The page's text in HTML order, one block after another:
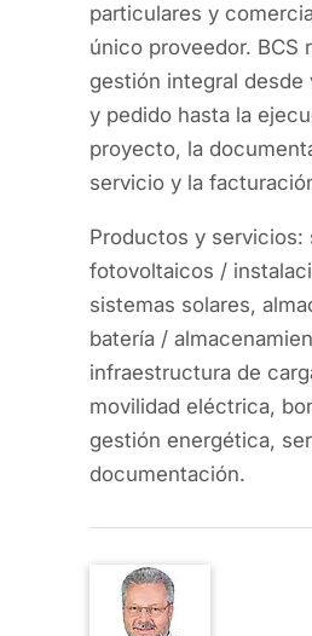
particulares y
único proveedor. BCS
gestión integral desde
y pedido hasta la
proyecto, la
servicio y la
Productos y servicios:
fotovoltaicos /
sistemas solares,
batería /
infraestructura de
movilidad eléctrica,
gestión energética,
documentación.